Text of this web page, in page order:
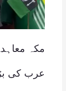
مکہ
عرب کی